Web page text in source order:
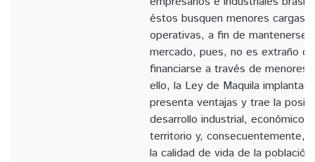
éstos busquen menores cargas
operativas, a fin de mantenerse
mercado, pues, no es extraño
financiarse a través de menores
ello, la Ley de Maquila
presenta ventajas y trae la
desarrollo industrial, económico
territorio y, consecuentemente,
la calidad de vida de la población